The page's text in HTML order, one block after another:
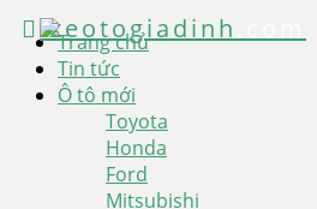
Trang chủ
Tin tức
Ô tô mới
Toyota
Honda
Ford
Mitsubishi
xeotogiadinh